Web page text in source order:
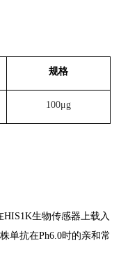
规格
100μg
HIS1K生物传感器上载入
单抗在Ph6.0时的亲和常